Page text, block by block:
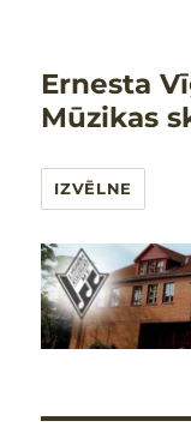
Ernesta
Mūzikas
IZVĒLNE